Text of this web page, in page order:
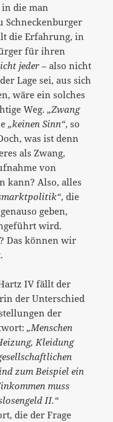
die man
die Erfahrung, in
für ihren
jeder– also nicht
Lage sei, aus sich
wäre ein solches
Weg.„Zwang
„keinen Sinn“, so
was ist denn
als Zwang,
von
kann? Also, alles
, die
geben,
wird.
Das können wir
IV fällt der
der Unterschied
der
„Menschen
Kleidung
zum Beispiel ein
muss
II.“
die der Frage